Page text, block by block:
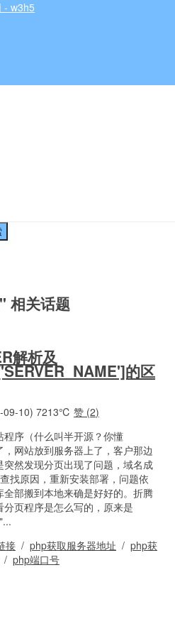
- w3h5
相关话题
解析及
的区
09-10) 7213℃ 赞 (2)
序（什么叫半开源？你懂
网站放到服务器上了，客户那边
然发现分页出现了问题，域名成
找原因，重新安装部署，问题依
部搬到本地来确是好好的。折腾
页程序是怎么写的，原来是
接 / php获取服务器地址 / php获
/ php端口号